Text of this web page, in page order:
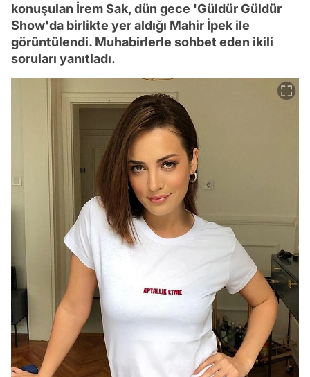
konuşulan İrem Sak, dün gece 'Güldür Güldür
Show'da birlikte yer aldığı Mahir İpek ile
görüntülendi. Muhabirlerle sohbet eden ikili
soruları yanıtladı.